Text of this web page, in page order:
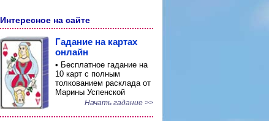
Интересное на сайте
Гадание на картах
онлайн
• Бесплатное гадание на
10 карт с полным
толкованием расклада от
Марины Успенской
Начать гадание >>